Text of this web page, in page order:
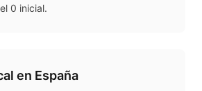
0 inicial.
en España